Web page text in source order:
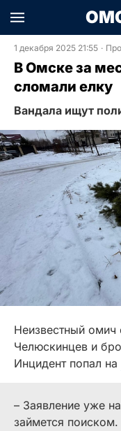
1 декабря 2025 21:55 ·
В Омске за
сломали елку
Вандала ищут
Неизвестный омич
Челюскинцев и
Инцидент попал на
– Заявление уже
займется